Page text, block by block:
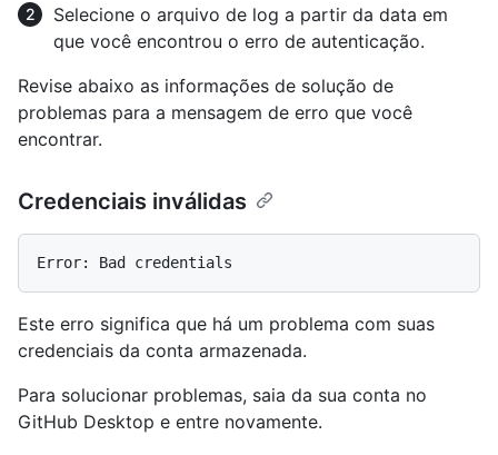
Selecione o arquivo de log a partir da data em
que você encontrou o erro de autenticação.
Revise abaixo as informações de solução de
problemas para a mensagem de erro que você
encontrar.
Credenciais inválidas
Este erro significa que há um problema com suas
credenciais da conta armazenada.
Para solucionar problemas, saia da sua conta no
GitHub Desktop e entre novamente.